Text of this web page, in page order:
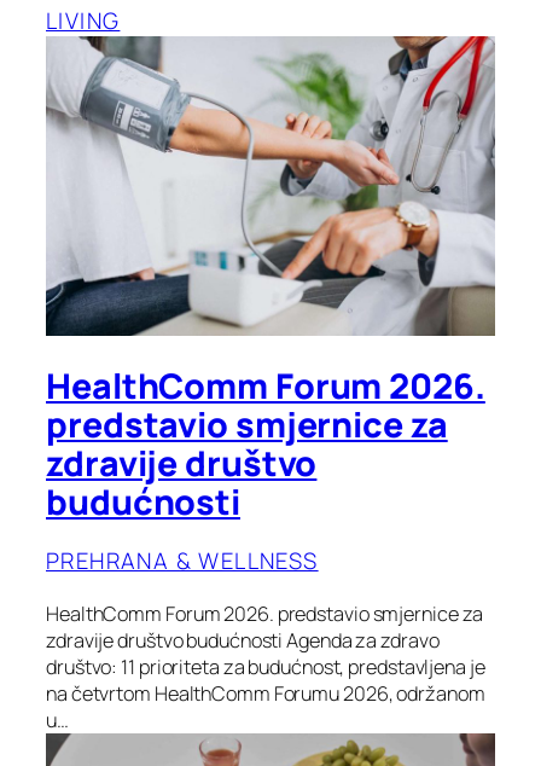
LIVING
HealthComm Forum 2026.
predstavio smjernice za
zdravije društvo
budućnosti
PREHRANA & WELLNESS
HealthComm Forum 2026. predstavio smjernice za
zdravije društvo budućnosti Agenda za zdravo
društvo: 11 prioriteta za budućnost, predstavljena je
na četvrtom HealthComm Forumu 2026, održanom
u…